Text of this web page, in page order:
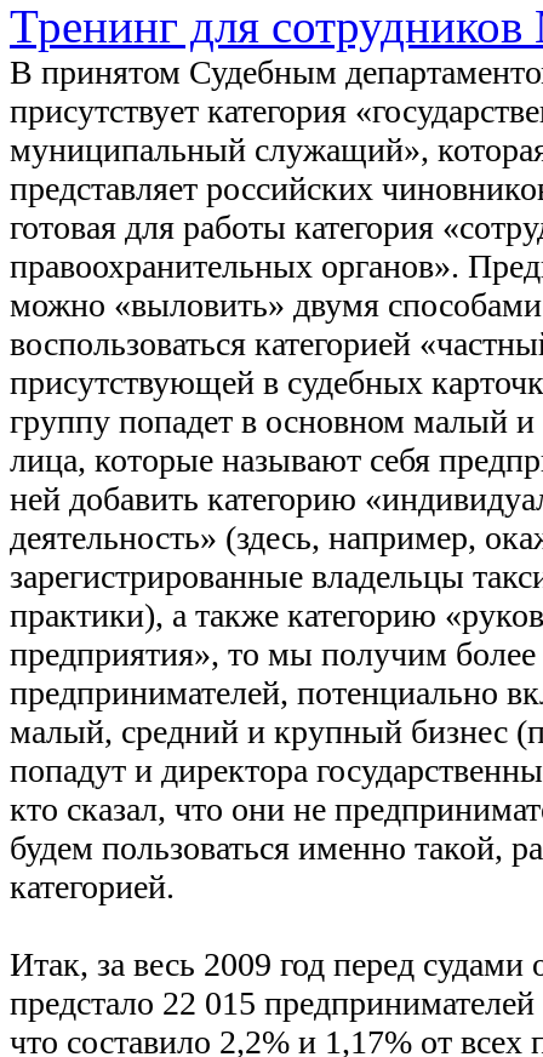
Тренинг для
В принятом Судебным
присутствует категория
муниципальный служащий»,
представляет российских
готовая для работы категория
правоохранительных органов».
можно «выловить» двумя
воспользоваться категорией
присутствующей в судебных
группу попадет в основном малый и
лица, которые называют себя
ней добавить категорию
деятельность» (здесь, например,
зарегистрированные владельцы
практики), а также категорию
предприятия», то мы получим
предпринимателей, потенциально
малый, средний и крупный бизнес
попадут и директора
кто сказал, что они не
будем пользоваться именно такой,
категорией.
Итак, за весь 2009 год перед
предстало 22 015
что составило 2,2% и 1,17% от всех